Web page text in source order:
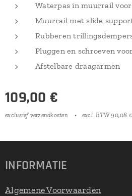
Waterpas in muurrail
Muurrail met slide
Rubberen
Pluggen en schroeven
Afstelbare draagarmen
109,00 €
exclusief verzendkosten excl. BTW 90,08 €
INFORMATIE
Algemene Voorwaarden